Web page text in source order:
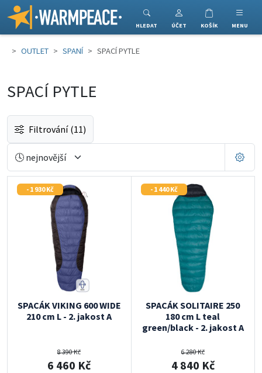
Warmpeace
HLEDAT ÚČET KOŠÍK MENU
OUTLET SPANÍ SPACÍ PYTLE
SPACÍ PYTLE
Filtrování (11)
- 1 930 Kč
SPACÁK VIKING 600 WIDE
210 cm L - 2. jakost A
8 390 Kč
6 460 Kč
- 1 440 Kč
SPACÁK SOLITAIRE 250
180 cm L teal
green/black - 2. jakost A
6 280 Kč
4 840 Kč